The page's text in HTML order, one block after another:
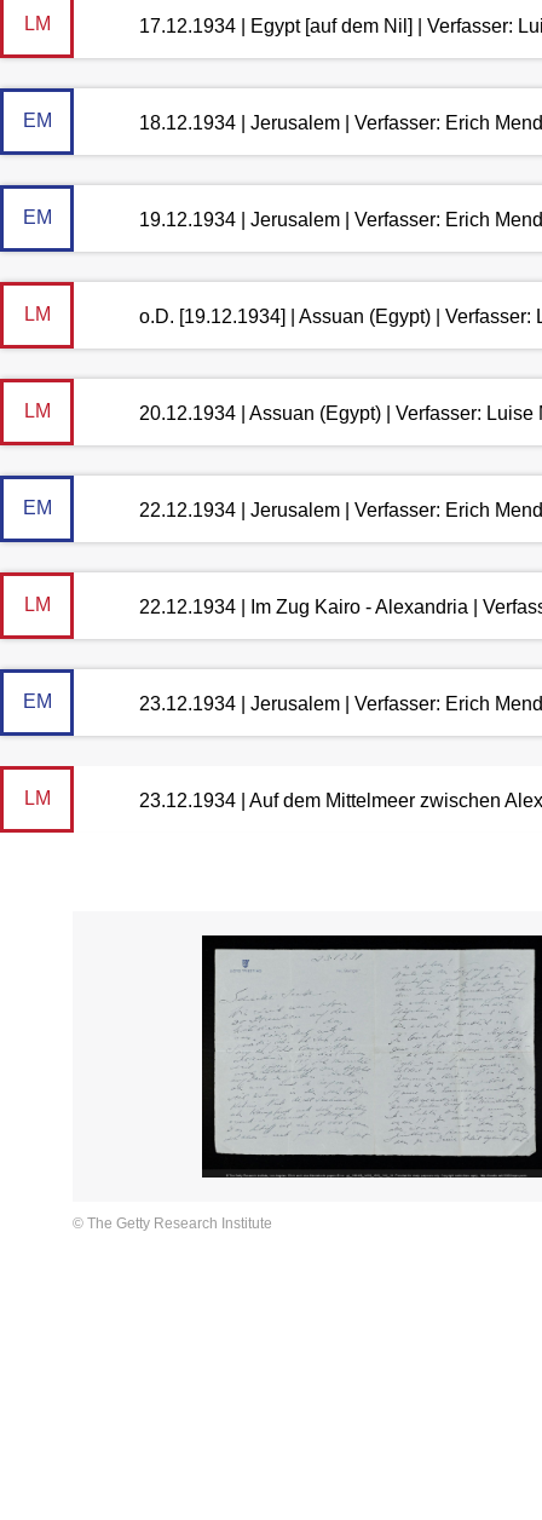
LM 17.12.1934 | Egypt [auf dem Nil] | Verfasser:
EM 18.12.1934 | Jerusalem | Verfasser: Erich
EM 19.12.1934 | Jerusalem | Verfasser: Erich
LM o.D. [19.12.1934] | Assuan (Egypt) | Verfasser:
LM 20.12.1934 | Assuan (Egypt) | Verfasser: Luise
EM 22.12.1934 | Jerusalem | Verfasser: Erich
LM 22.12.1934 | Im Zug Kairo - Alexandria |
EM 23.12.1934 | Jerusalem | Verfasser: Erich
LM 23.12.1934 | Auf dem Mittelmeer zwischen
© The Getty Research Institute